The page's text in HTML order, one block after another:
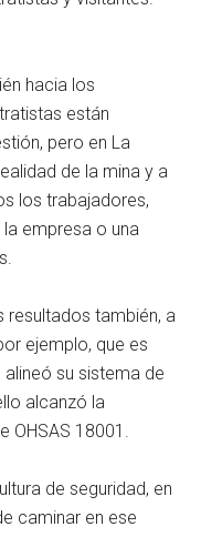
hacia los
están
pero en La
de la mina y a
los trabajadores,
empresa o una
resultados también, a
ejemplo, que es
su sistema de
alcanzó la
18001.
de seguridad, en
caminar en ese